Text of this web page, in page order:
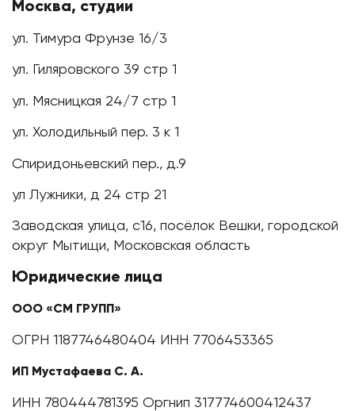
Москва, студии
ул. Тимура Фрунзе 16/3
ул. Гиляровского 39 стр 1
ул. Мясницкая 24/7 стр 1
ул. Холодильный пер. 3 к 1
Спиридоньевский пер., д.9
ул Лужники, д 24 стр 21
Заводская улица, с16, посёлок Вешки, городской
округ Мытищи, Московская область
Юридические лица
ООО «СМ ГРУПП»
ОГРН 1187746480404 ИНН 7706453365
ИП Мустафаева С. А.
ИНН 780444781395 Оргнип 317774600412437